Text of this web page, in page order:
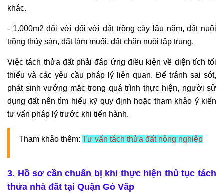
khác.
- 1.000m2 đối với đối với đất trồng cây lâu năm, đất nuôi
trồng thủy sản, đất làm muối, đất chăn nuôi tập trung.
Việc tách thửa đất phải đáp ứng điều kiện về diện tích tối
thiểu và các yêu cầu pháp lý liên quan. Để tránh sai sót,
phát sinh vướng mắc trong quá trình thực hiện, người sử
dụng đất nên tìm hiểu kỹ quy định hoặc tham khảo ý kiến
tư vấn pháp lý trước khi tiến hành.
Tham khảo thêm: Tư vấn tách thửa đất nông nghiệp
3. Hồ sơ cần chuẩn bị khi thực hiện thủ tục tách
thửa nhà đất tại Quận Gò Vấp